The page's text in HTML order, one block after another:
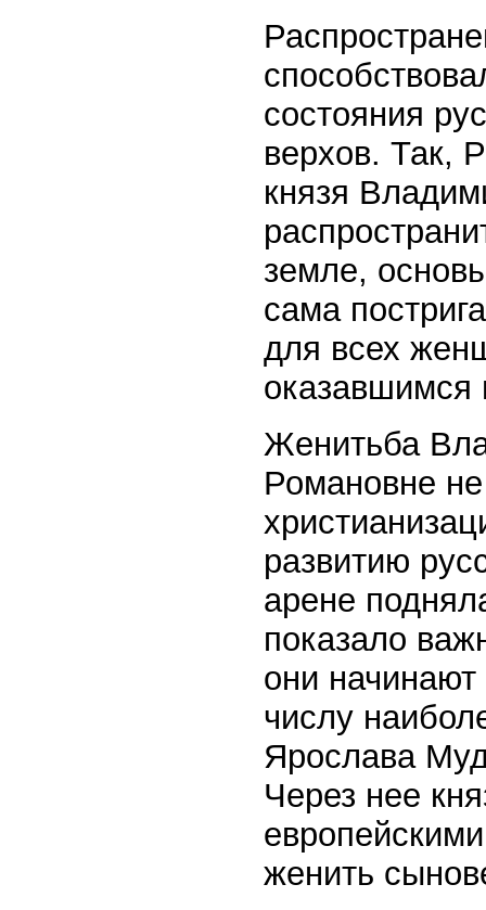
состояния
верхов. Так,
князя
земле,
сама
для всех
оказавшимся
Женитьба
Романовне
развитию
арене
показало
они начинают
числу
Ярослава
Через нее
женить